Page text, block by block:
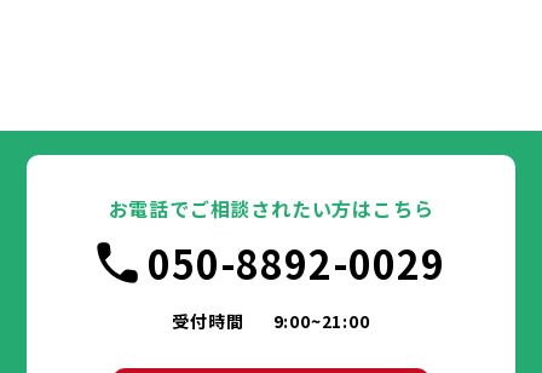
お電話でご相談されたい方はこちら
050-8892-0029
受付時間 9:00~21:00